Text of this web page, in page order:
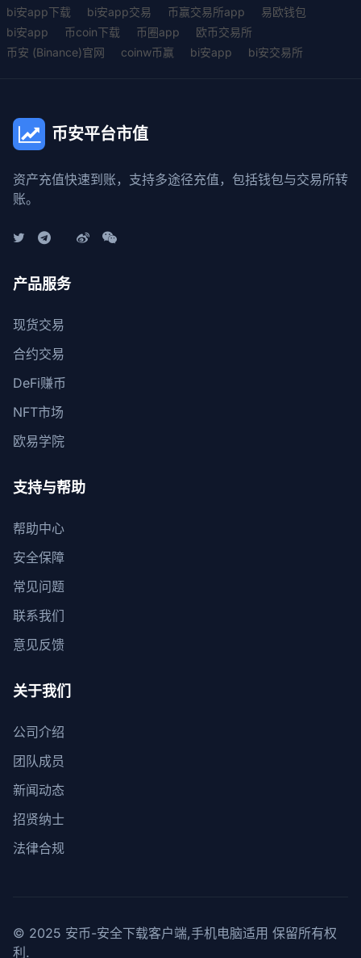
bi安app下载
bi安app交易 币赢交易所app
易欧钱包
bi安app
币coin下载 币圈app
欧币交易所
币安 (Binance)官网
coinw币赢 bi安app bi安交易所
币安平台市值
资产充值快速到账，支持多途径充值，包括钱包与交易所转
账。
产品服务
现货交易
合约交易
DeFi赚币
NFT市场
欧易学院
支持与帮助
帮助中心
安全保障
常见问题
联系我们
意见反馈
关于我们
公司介绍
团队成员
新闻动态
招贤纳士
法律合规
© 2025 安币-安全下载客户端,手机电脑适用 保留所有权
利.